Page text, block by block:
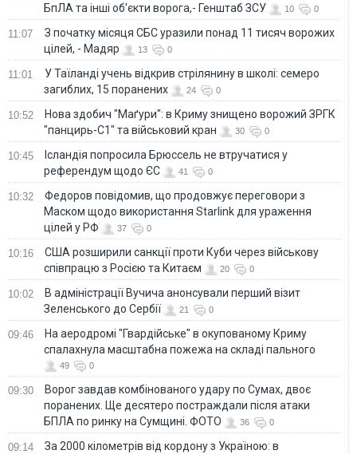
БпЛА та інші об'єкти ворога,- Генштаб ЗСУ
10 0
11:07
З початку місяця СБС уразили понад 11 тисяч ворожих
цілей, - Мадяр
13 0
11:01
У Таїланді учень відкрив стрілянину в школі: семеро
загиблих, 15 поранених
24 0
10:52
Нова здобич "Маґури": в Криму знищено ворожий ЗРГК
"панцирь-С1" та військовий кран
30 0
10:45
Ісландія попросила Брюссель не втручатися у
референдум щодо ЄС
41 0
10:32
Федоров повідомив, що продовжує переговори з
Маском щодо використання Starlink для ураження
цілей у РФ
37 0
10:16
США розширили санкції проти Куби через військову
співпрацю з Росією та Китаєм
20 0
10:02
В адміністрації Вучича анонсували перший візит
Зеленського до Сербії
21 0
09:46
На аеродромі "Гвардійське" в окупованому Криму
спалахнула масштабна пожежа на складі пального
49 0
09:30
Ворог завдав комбінованого удару по Сумах, двоє
поранених. Ще десятеро постраждали після атаки
БПЛА по ринку на Сумщині. ФОТО
36 0
09:14
За 2000 кілометрів від кордону з Україною: в